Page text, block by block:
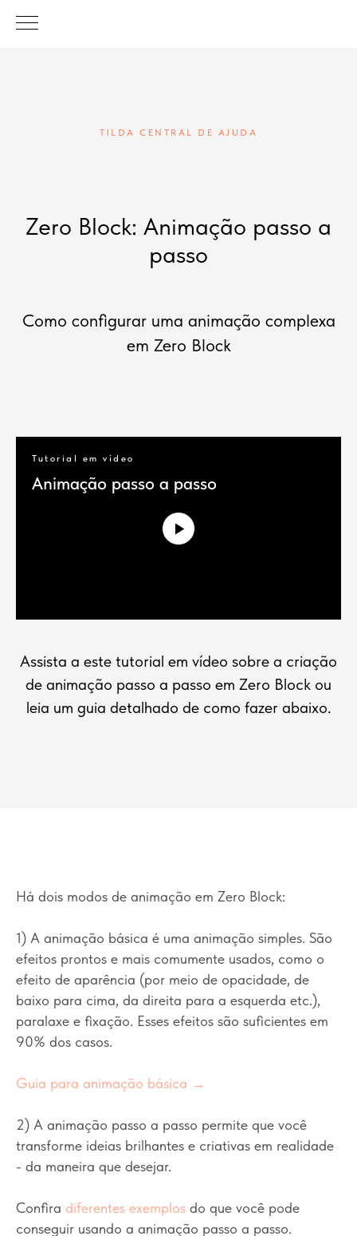
TILDA CENTRAL DE AJUDA
Zero Block: Animação passo a
passo
Como configurar uma animação complexa
em Zero Block
Tutorial em vídeo
Animação passo a passo
Assista a este tutorial em vídeo sobre a criação
de animação passo a passo em Zero Block ou
leia um guia detalhado de como fazer abaixo.
Há dois modos de animação em Zero Block:
1) A animação básica é uma animação simples. São
efeitos prontos e mais comumente usados, como o
efeito de aparência (por meio de opacidade, de
baixo para cima, da direita para a esquerda etc.),
paralaxe e fixação. Esses efeitos são suficientes em
90% dos casos.
Guia para animação básica →
2) A animação passo a passo permite que você
transforme ideias brilhantes e criativas em realidade
- da maneira que desejar.
Confira diferentes exemplos do que você pode
conseguir usando a animação passo a passo.